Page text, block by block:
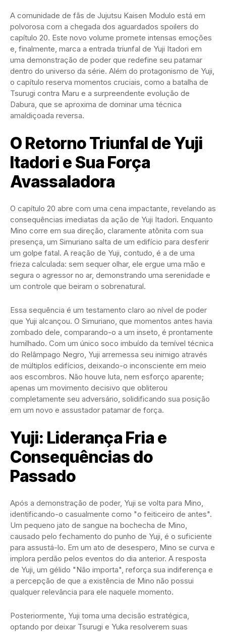
A comunidade de fãs de Jujutsu Kaisen Modulo está em
polvorosa com a chegada dos aguardados spoilers do
capítulo 20. Este novo volume promete intensas emoções
e, finalmente, marca a entrada triunfal de Yuji Itadori em
uma demonstração de poder que redefine seu patamar
dentro do universo da série. Além do protagonismo de Yuji,
o capítulo reserva momentos cruciais, como a batalha de
Tsurugi contra Maru e a surpreendente evolução de
Dabura, que se aproxima de dominar uma técnica
amaldiçoada reversa.
O Retorno Triunfal de Yuji
Itadori e Sua Força
Avassaladora
O capítulo 20 abre com uma cena impactante, revelando as
consequências imediatas da ação de Yuji Itadori. Enquanto
Mino corre em sua direção, claramente atônita com sua
presença, um Simuriano salta de um edifício para desferir
um golpe fatal. A reação de Yuji, contudo, é a de uma
frieza calculada: sem sequer olhar, ele ergue uma mão e
segura o agressor no ar, demonstrando uma serenidade e
um controle que beiram o sobrenatural.
Essa sequência é um testamento claro ao nível de poder
que Yuji alcançou. O Simuriano, que momentos antes havia
zombado dele, comparando-o a um inseto, é prontamente
humilhado. Com um único soco imbuído da temível técnica
do Relâmpago Negro, Yuji arremessa seu inimigo através
de múltiplos edifícios, deixando-o inconsciente em meio
aos escombros. Não houve luta, nem esforço aparente;
apenas um movimento decisivo que obliterou
completamente seu adversário, solidificando sua posição
em um novo e assustador patamar de força.
Yuji: Liderança Fria e
Consequências do
Passado
Após a demonstração de poder, Yuji se volta para Mino,
identificando-o casualmente como "o feiticeiro de antes".
Um pequeno jato de sangue na bochecha de Mino,
causado pelo fechamento do punho de Yuji, é o suficiente
para assustá-lo. Em um ato de desespero, Mino se curva e
implora perdão pelos eventos do dia anterior. A resposta
de Yuji, um gélido "Não importa", reforça sua indiferença e
a percepção de que a existência de Mino não possui
qualquer relevância para ele naquele momento.
Posteriormente, Yuji toma uma decisão estratégica,
optando por deixar Tsurugi e Yuka resolverem suas